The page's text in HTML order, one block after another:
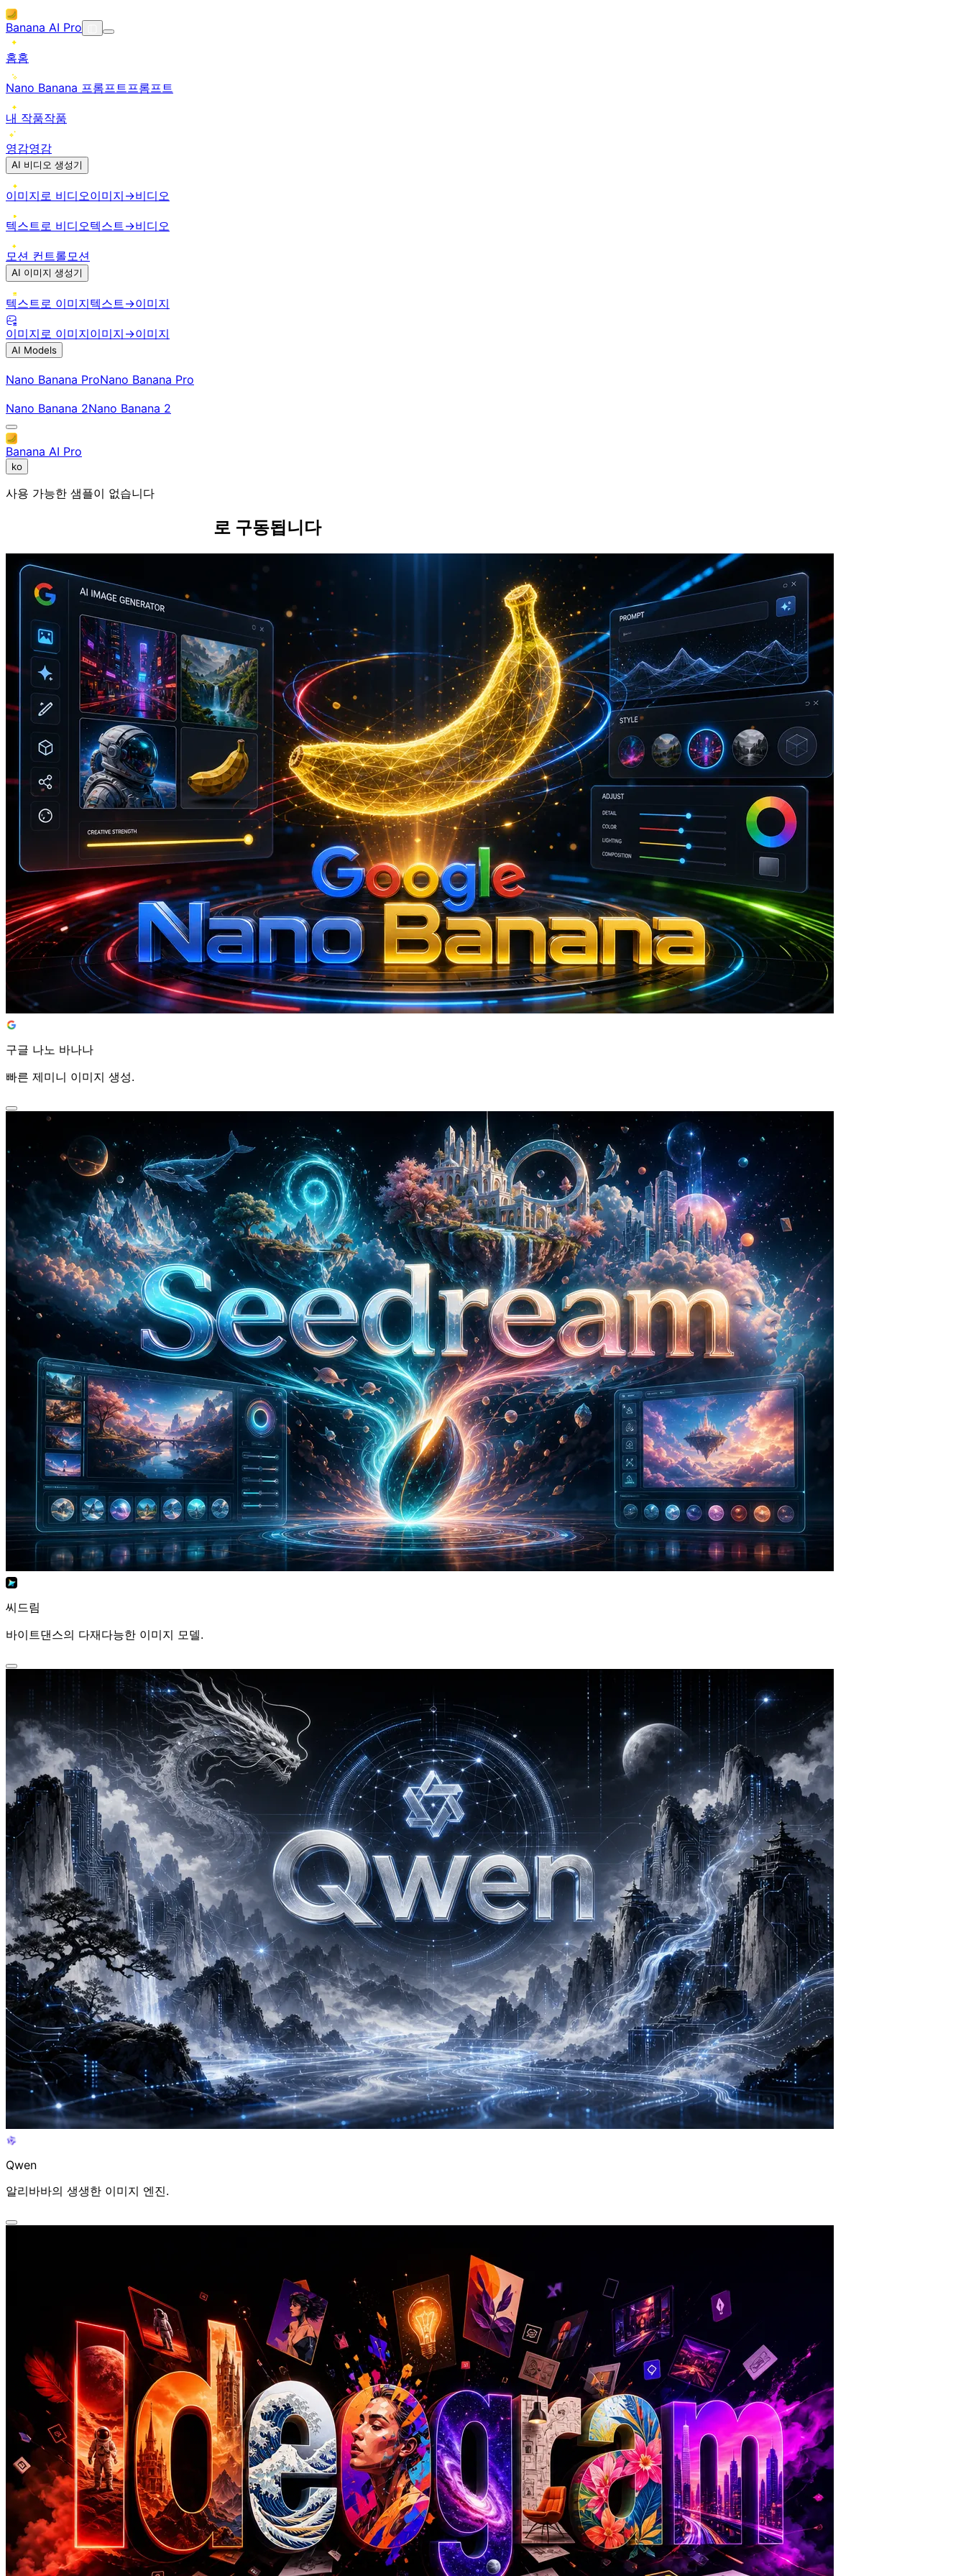
Banana AI Pro
홈홈
Nano Banana 프롬프트프롬프트
내 작품작품
영감영감
AI 비디오 생성기
이미지로 비디오이미지→비디오
텍스트로 비디오텍스트→비디오
모션 컨트롤모션
AI 이미지 생성기
텍스트로 이미지텍스트→이미지
이미지로 이미지이미지→이미지
AI Models
Nano Banana ProNano Banana Pro
Nano Banana 2Nano Banana 2
Banana AI Pro
ko
사용 가능한 샘플이 없습니다
로 구동됩니다
구글 나노 바나나 AI Video Generator
빠른 제미니 이미지 생성.
구글 나노 바나나
빠른 제미니 이미지 생성.
씨드림 AI Video Generator
바이트댄스의 다재다능한 이미지 모델.
씨드림
바이트댄스의 다재다능한 이미지 모델.
Qwen AI Video Generator
알리바바의 생생한 이미지 엔진.
Qwen
알리바바의 생생한 이미지 엔진.